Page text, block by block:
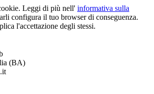
Leggi di più nell' informativa sulla
configura il tuo browser di conseguenza.
l'accettazione degli stessi.
(BA)